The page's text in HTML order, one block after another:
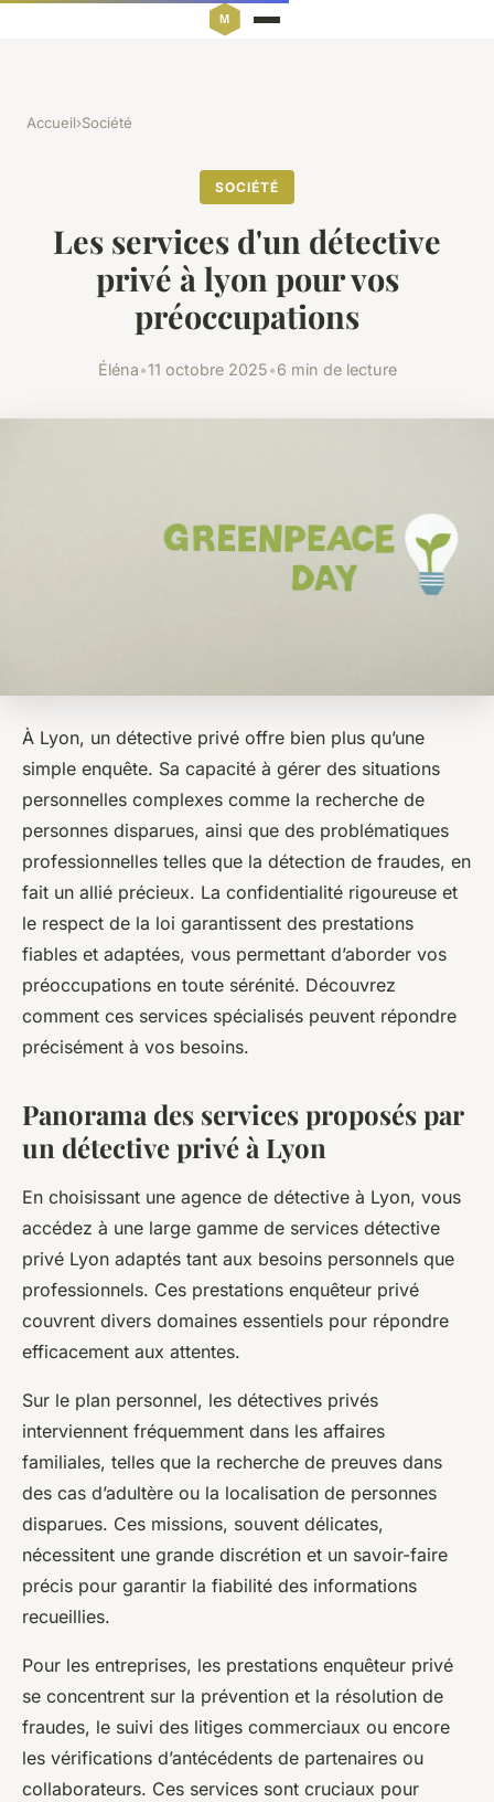
Accueil›Société
SOCIÉTÉ
Les services d'un détective
privé à lyon pour vos
préoccupations
Éléna•11 octobre 2025•6 min de lecture
À Lyon, un détective privé offre bien plus qu’une
simple enquête. Sa capacité à gérer des situations
personnelles complexes comme la recherche de
personnes disparues, ainsi que des problématiques
professionnelles telles que la détection de fraudes, en
fait un allié précieux. La confidentialité rigoureuse et
le respect de la loi garantissent des prestations
fiables et adaptées, vous permettant d’aborder vos
préoccupations en toute sérénité. Découvrez
comment ces services spécialisés peuvent répondre
précisément à vos besoins.
Panorama des services proposés par
un détective privé à Lyon
En choisissant une agence de détective à Lyon, vous
accédez à une large gamme de services détective
privé Lyon adaptés tant aux besoins personnels que
professionnels. Ces prestations enquêteur privé
couvrent divers domaines essentiels pour répondre
efficacement aux attentes.
Sur le plan personnel, les détectives privés
interviennent fréquemment dans les affaires
familiales, telles que la recherche de preuves dans
des cas d’adultère ou la localisation de personnes
disparues. Ces missions, souvent délicates,
nécessitent une grande discrétion et un savoir-faire
précis pour garantir la fiabilité des informations
recueillies.
Pour les entreprises, les prestations enquêteur privé
se concentrent sur la prévention et la résolution de
fraudes, le suivi des litiges commerciaux ou encore
les vérifications d’antécédents de partenaires ou
collaborateurs. Ces services sont cruciaux pour